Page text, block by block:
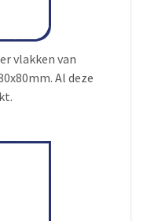
vlakken van
Al deze